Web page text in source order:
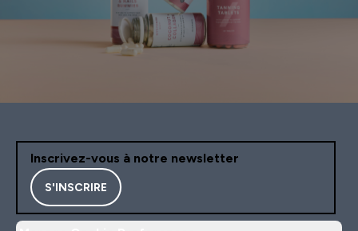
Inscrivez-vous à notre newsletter
S'INSCRIRE